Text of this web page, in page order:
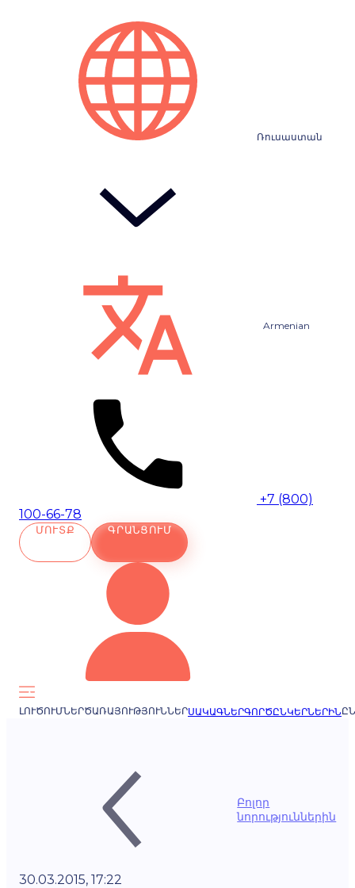
Ռուսաստան
Armenian
+7 (800)
100-66-78
ՄՈՒՏՔ ԳՐԱՆՑՈՒՄ
ԼՈՒԾՈՒՄՆԵՐԾԱՌԱՅՈՒԹՅՈՒՆՆԵՐՍԱԿԱԳՆԵՐԳՈՐԾԸՆԿԵՐՆԵՐԻՆ
Բոլոր
նորություններին
30.03.2015, 17:22